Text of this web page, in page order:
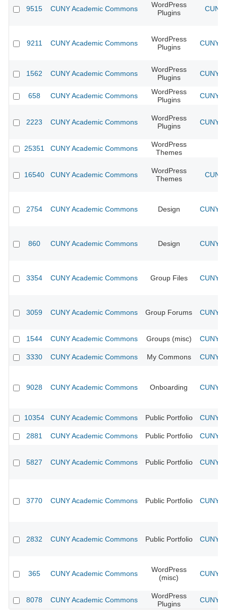
9515 CUNY Academic Commons
WordPress
Plugins
9211 CUNY Academic Commons
WordPress
Plugins
CUNY
1562 CUNY Academic Commons
WordPress
Plugins
CUNY
658 CUNY Academic Commons
WordPress
Plugins
CUNY
2223 CUNY Academic Commons
WordPress
Plugins
CUNY
25351 CUNY Academic Commons
WordPress
Themes
16540 CUNY Academic Commons
WordPress
Themes
2754 CUNY Academic Commons Design CUNY
860 CUNY Academic Commons Design CUNY
3354 CUNY Academic Commons Group Files CUNY
3059 CUNY Academic Commons Group Forums CUNY
1544 CUNY Academic Commons Groups (misc) CUNY
3330 CUNY Academic Commons My Commons CUNY
9028 CUNY Academic Commons Onboarding CUNY
10354 CUNY Academic Commons Public Portfolio CUNY
2881 CUNY Academic Commons Public Portfolio CUNY
5827 CUNY Academic Commons Public Portfolio CUNY
3770 CUNY Academic Commons Public Portfolio CUNY
2832 CUNY Academic Commons Public Portfolio CUNY
365 CUNY Academic Commons
WordPress
(misc)
CUNY
8078 CUNY Academic Commons
WordPress
Plugins
CUNY